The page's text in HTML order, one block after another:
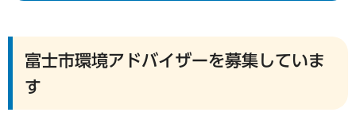
富士市環境アドバイザーを募集していま
す